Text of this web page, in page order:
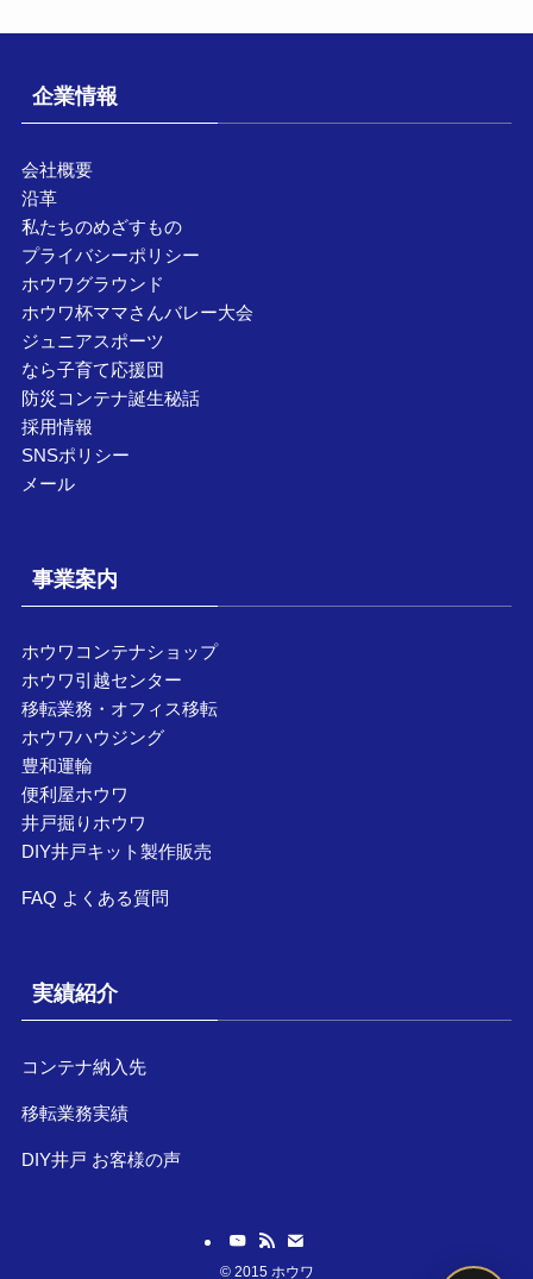
企業情報
会社概要
沿革
私たちのめざすもの
プライバシーポリシー
ホウワグラウンド
ホウワ杯ママさんバレー大会
ジュニアスポーツ
なら子育て応援団
防災コンテナ誕生秘話
採用情報
SNSポリシー
メール
事業案内
ホウワコンテナショップ
ホウワ引越センター
移転業務・オフィス移転
ホウワハウジング
豊和運輸
便利屋ホウワ
井戸掘りホウワ
DIY井戸キット製作販売
FAQ よくある質問
実績紹介
コンテナ納入先
移転業務実績
DIY井戸 お客様の声
©2015 ホウワ